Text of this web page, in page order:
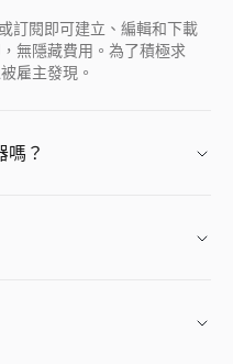
人資料 URL，即可立即查看公
訂閱即可建立、編輯和下載
無隱藏費用。為了積極求
雇主發現。
嗎？